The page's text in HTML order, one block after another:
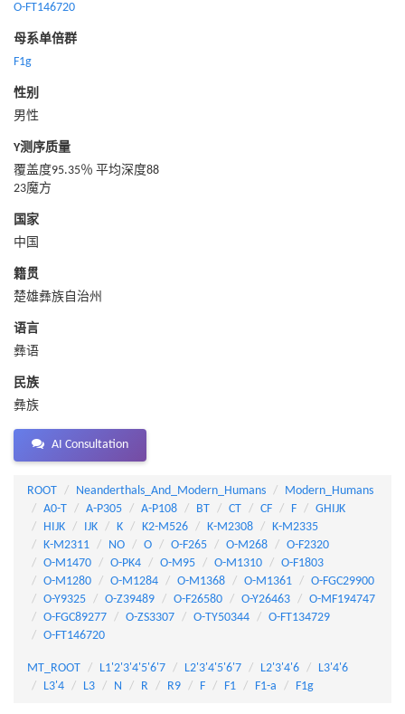
O-FT146720
母系单倍群
F1g
性别
男性
Y测序质量
覆盖度95.35％ 平均深度88
23魔方
国家
中国
籍贯
楚雄彝族自治州
语言
彝语
民族
彝族
AI Consultation
ROOT Neanderthals_And_Modern_Humans
Modern_Humans
A0-T
A-P305 A-P108 BT CT CF F
GHIJK
HIJK
IJK K K2-M526 K-M2308
K-M2335
K-M2311
NO O O-F265 O-M268
O-F2320
O-M1470
O-PK4 O-M95 O-M1310
O-F1803
O-M1280
O-M1284 O-M1368 O-M1361
O-FGC29900
O-Y9325
O-Z39489 O-F26580 O-Y26463
O-MF194747
O-FGC89277
O-ZS3307 O-TY50344
O-FT134729
O-FT146720
MT_ROOT L1'2'3'4'5'6'7 L2'3'4'5'6'7 L2'3'4'6
L3'4'6
L3'4
L3 N R R9 F F1 F1-a F1g